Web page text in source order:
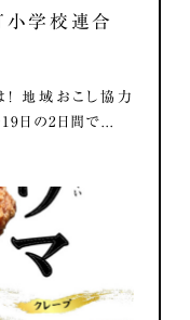
小学校連合
地域おこし協力
日の2日間で...